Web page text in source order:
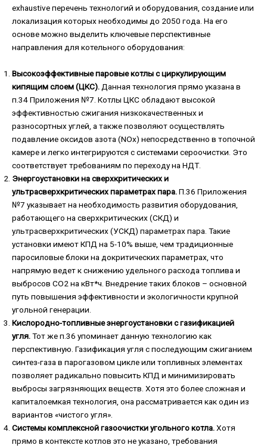
exhaustive перечень технологий и оборудования, создание или
локализация которых необходимы до 2050 года. На его
основе можно выделить ключевые перспективные
направления для котельного оборудования:
Высокоэффективные паровые котлы с циркулирующим
кипящим слоем (ЦКС). Данная технология прямо указана в
п.34 Приложения №7. Котлы ЦКС обладают высокой
эффективностью сжигания низкокачественных и
разносортных углей, а также позволяют осуществлять
подавление оксидов азота (NOx) непосредственно в топочной
камере и легко интегрируются с системами сероочистки. Это
соответствует требованиям по переходу на НДТ.
Энергоустановки на сверхкритических и
ультрасверхкритических параметрах пара.П.36 Приложения
№7 указывает на необходимость развития оборудования,
работающего на сверхкритических (СКД) и
ультрасверхкритических (УСКД) параметрах пара. Такие
установки имеют КПД на 5-10% выше, чем традиционные
паросиловые блоки на докритических параметрах, что
напрямую ведет к снижению удельного расхода топлива и
выбросов CO2 на кВт*ч. Внедрение таких блоков – основной
путь повышения эффективности и экологичности крупной
угольной генерации.
Кислородно-топливные энергоустановки с газификацией
угля.Тот же п.36 упоминает данную технологию как
перспективную. Газификация угля с последующим сжиганием
синтез-газа в парогазовом цикле или топливных элементах
позволяет радикально повысить КПД и минимизировать
выбросы загрязняющих веществ. Хотя это более сложная и
капиталоемкая технология, она рассматривается как один из
вариантов «чистого угля».
Системы комплексной газоочистки угольного котла.Хотя
прямо в контексте котлов это не указано, требования